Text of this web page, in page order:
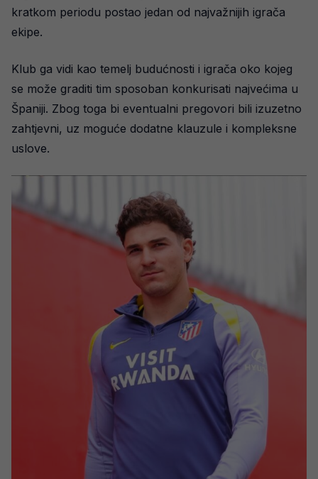
kratkom periodu postao jedan od najvažnijih igrača
ekipe.
Klub ga vidi kao temelj budućnosti i igrača oko kojeg
se može graditi tim sposoban konkurisati najvećima u
Španiji. Zbog toga bi eventualni pregovori bili izuzetno
zahtjevni, uz moguće dodatne klauzule i kompleksne
uslove.